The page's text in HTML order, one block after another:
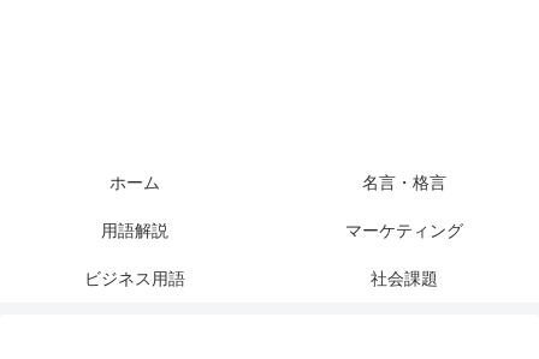
ホーム 名言・格言
用語解説 マーケティング
ビジネス用語 社会課題